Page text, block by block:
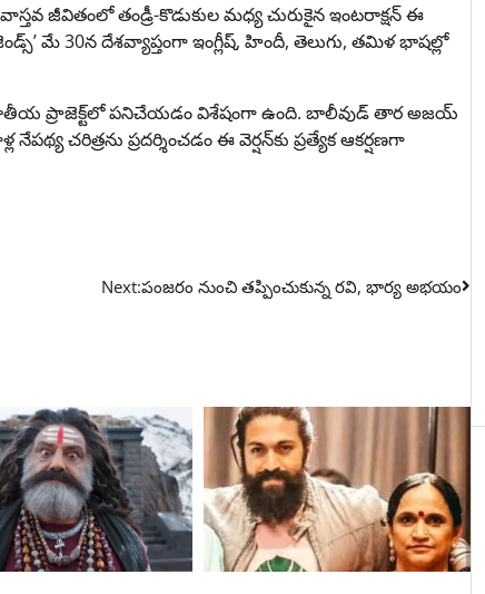
జీవితంలో తండ్రీ-కొడుకుల మధ్య చురుకైన ఇంటరాక్షన్ ఈ
మే 30న దేశవ్యాప్తంగా ఇంగ్లీష్, హిందీ, తెలుగు, తమిళ భాషల్లో
ప్రాజెక్ట్‌లో పనిచేయడం విశేషంగా ఉంది. బాలీవుడ్ తార అజయ్
చరిత్రను ప్రదర్శించడం ఈ వెర్షన్‌కు ప్రత్యేక ఆకర్షణగా
Next:పంజరం నుంచి తప్పించుకున్న రవి, భార్య అభయం